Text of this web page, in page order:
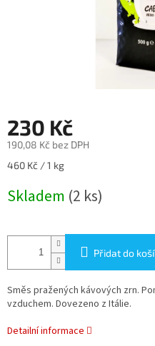
230 Kč
190,08 Kč bez DPH
Měrná
460 Kč / 1 kg
Skladem (2 ks)
Přidat do
Směs pražených kávových zrn.
vzduchem. Dovezeno z Itálie.
Detailní informace